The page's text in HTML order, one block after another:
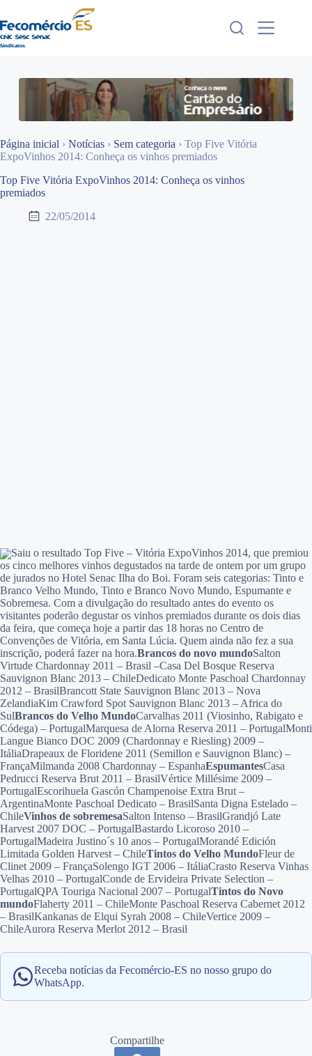
para
o
conteúdo
Página inicial › Notícias › Sem categoria › Top Five Vitória
ExpoVinhos 2014: Conheça os vinhos premiados
Top Five Vitória ExpoVinhos 2014: Conheça os vinhos
premiados
22/05/2014
Saiu o resultado Top Five – Vitória ExpoVinhos 2014, que premiou
os cinco melhores vinhos degustados na tarde de ontem por um grupo
de jurados no Hotel Senac Ilha do Boi. Foram seis categorias: Tinto e
Branco Velho Mundo, Tinto e Branco Novo Mundo, Espumante e
Sobremesa. Com a divulgação do resultado antes do evento os
visitantes poderão degustar os vinhos premiados durante os dois dias
da feira, que começa hoje a partir das 18 horas no Centro de
Convenções de Vitória, em Santa Lúcia. Quem ainda não fez a sua
inscrição, poderá fazer na hora.Brancos do novo mundoSalton
Virtude Chardonnay 2011 – Brasil –Casa Del Bosque Reserva
Sauvignon Blanc 2013 – ChileDedicato Monte Paschoal Chardonnay
2012 – BrasilBrancott State Sauvignon Blanc 2013 – Nova
ZelandiaKim Crawford Spot Sauvignon Blanc 2013 – Africa do
SulBrancos do Velho MundoCarvalhas 2011 (Viosinho, Rabigato e
Códega) – PortugalMarquesa de Alorna Reserva 2011 – PortugalMonti
Langue Bianco DOC 2009 (Chardonnay e Riesling) 2009 –
ItáliaDrapeaux de Floridene 2011 (Semillon e Sauvignon Blanc) –
FrançaMilmanda 2008 Chardonnay – EspanhaEspumantesCasa
Pedrucci Reserva Brut 2011 – BrasilVértice Millésime 2009 –
PortugalEscorihuela Gascón Champenoise Extra Brut –
ArgentinaMonte Paschoal Dedicato – BrasilSanta Digna Estelado –
ChileVinhos de sobremesaSalton Intenso – BrasilGrandjó Late
Harvest 2007 DOC – PortugalBastardo Licoroso 2010 –
PortugalMadeira Justino´s 10 anos – PortugalMorandé Edición
Limitada Golden Harvest – ChileTintos do Velho MundoFleur de
Clinet 2009 – FrançaSolengo IGT 2006 – ItáliaCrasto Reserva Vinhas
Velhas 2010 – PortugalConde de Ervideira Private Selection –
PortugalQPA Touriga Nacional 2007 – PortugalTintos do Novo
mundoFlaherty 2011 – ChileMonte Paschoal Reserva Cabernet 2012
– BrasilKankanas de Elqui Syrah 2008 – ChileVertice 2009 –
ChileAurora Reserva Merlot 2012 – Brasil
Receba notícias da Fecomércio-ES no nosso grupo do
WhatsApp.
Compartilhe